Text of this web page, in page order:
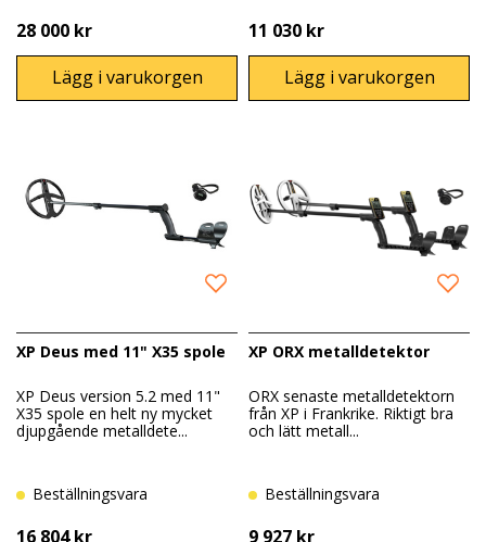
28 000 kr
Lägg i varukorgen
11 030 kr
Lägg i varukorgen
XP Deus med 11" X35 spole
XP Deus version 5.2 med 11"
X35 spole en helt ny mycket
djupgående metalldete...
Beställningsvara
16 804 kr
XP ORX metalldetektor
ORX senaste metalldetektorn
från XP i Frankrike. Riktigt bra
och lätt metall...
Beställningsvara
9 927 kr